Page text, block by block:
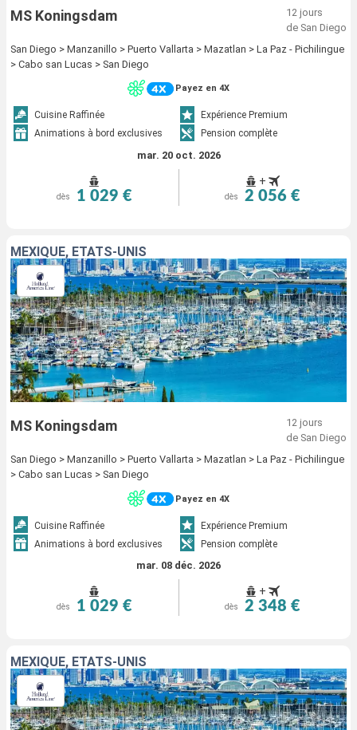
MS Koningsdam
12 jours
de San Diego
San Diego > Manzanillo > Puerto Vallarta > Mazatlan > La Paz - Pichilingue
> Cabo san Lucas > San Diego
Payez en 4X
Cuisine Raffinée
Expérience Premium
Animations à bord exclusives
Pension complète
mar. 20 oct. 2026
dès 1 029 €
+
dès 2 056 €
MEXIQUE, ÉTATS-UNIS
MS Koningsdam
12 jours
de San Diego
San Diego > Manzanillo > Puerto Vallarta > Mazatlan > La Paz - Pichilingue
> Cabo san Lucas > San Diego
Payez en 4X
Cuisine Raffinée
Expérience Premium
Animations à bord exclusives
Pension complète
mar. 08 déc. 2026
dès 1 029 €
+
dès 2 348 €
MEXIQUE, ÉTATS-UNIS